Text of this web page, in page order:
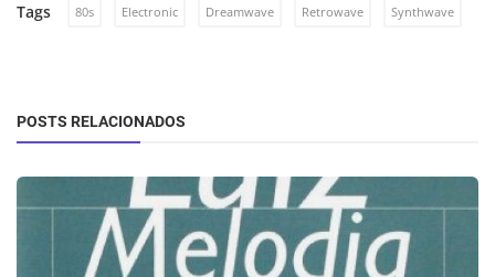
Tags 80s Electronic Dreamwave Retrowave Synthwave
POSTS RELACIONADOS